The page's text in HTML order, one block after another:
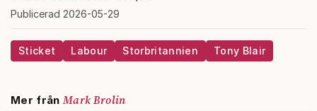
Publicerad 2026-05-29
Sticket Labour Storbritannien Tony Blair
Mer frånMark Brolin